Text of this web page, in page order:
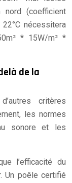
nord (coefficient
nécessitera
* 15W/m² *
de la
critères
les normes
sonore et les
l’efficacité du
Un poêle certifié